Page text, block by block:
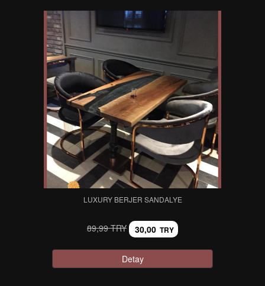
LUXURY BERJER SANDALYE
89,99 TRY 30,00 TRY
Detay